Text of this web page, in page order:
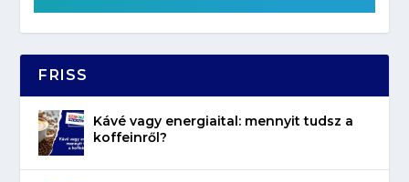
FRISS
Kávé vagy energiaital: mennyit tudsz a
koffeinről?